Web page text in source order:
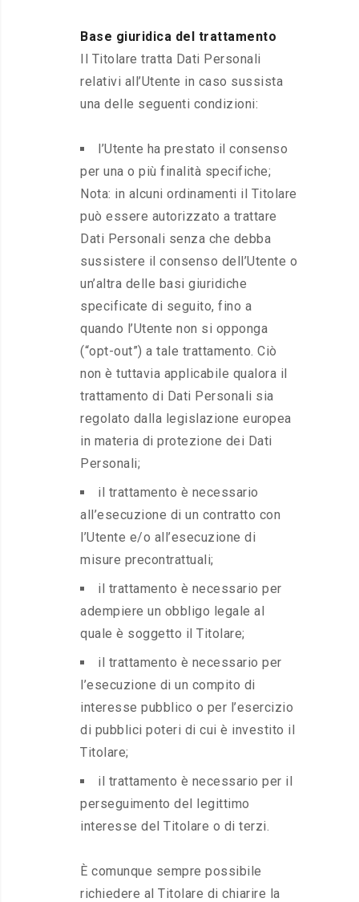
Base giuridica del trattamento
Il Titolare tratta Dati Personali
relativi all’Utente in caso sussista
una delle seguenti condizioni:
l’Utente ha prestato il consenso
per una o più finalità specifiche;
Nota: in alcuni ordinamenti il Titolare
può essere autorizzato a trattare
Dati Personali senza che debba
sussistere il consenso dell’Utente o
un’altra delle basi giuridiche
specificate di seguito, fino a
quando l’Utente non si opponga
(“opt-out”) a tale trattamento. Ciò
non è tuttavia applicabile qualora il
trattamento di Dati Personali sia
regolato dalla legislazione europea
in materia di protezione dei Dati
Personali;
il trattamento è necessario
all’esecuzione di un contratto con
l’Utente e/o all’esecuzione di
misure precontrattuali;
il trattamento è necessario per
adempiere un obbligo legale al
quale è soggetto il Titolare;
il trattamento è necessario per
l’esecuzione di un compito di
interesse pubblico o per l’esercizio
di pubblici poteri di cui è investito il
Titolare;
il trattamento è necessario per il
perseguimento del legittimo
interesse del Titolare o di terzi.
È comunque sempre possibile
richiedere al Titolare di chiarire la